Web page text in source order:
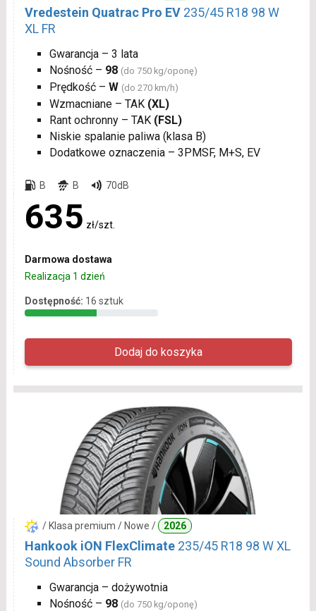
Vredestein Quatrac Pro EV 235/45 R18 98 W
XL FR
Gwarancja – 3 lata
Nośność – 98 (do 750 kg/oponę)
Prędkość – W (do 270 km/h)
Wzmacniane – TAK (XL)
Rant ochronny – TAK (FSL)
Niskie spalanie paliwa (klasa B)
Dodatkowe oznaczenia – 3PMSF, M+S, EV
B B 70dB
635 zł/szt.
Darmowa dostawa
Realizacja 1 dzień
Dostępność: 16 sztuk
/ Klasa premium / Nowe / 2026
Hankook iON FlexClimate 235/45 R18 98 W XL
Sound Absorber FR
Gwarancja – dożywotnia
Nośność – 98 (do 750 kg/oponę)